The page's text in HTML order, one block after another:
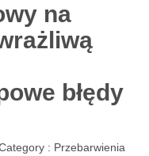
na
błędy
: Przebarwienia